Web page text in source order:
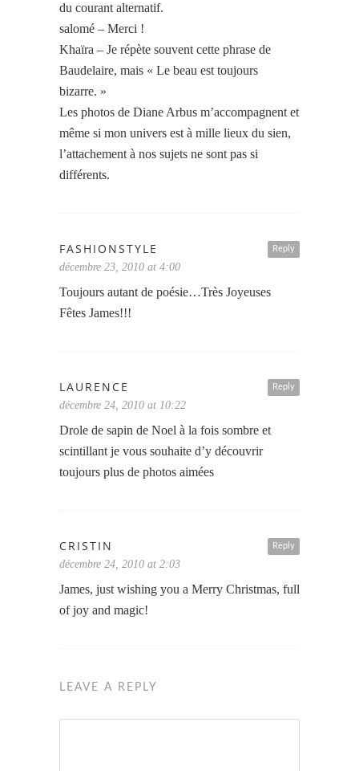
du courant alternatif.
salomé – Merci !
Khaïra – Je répète souvent cette phrase de
Baudelaire, mais « Le beau est toujours
bizarre. »
Les photos de Diane Arbus m’accompagnent et
même si mon univers est à mille lieux du sien,
l’attachement à nos sujets ne sont pas si
différents.
Reply
FASHIONSTYLE
décembre 23, 2010 at 4:00
Toujours autant de poésie…Très Joyeuses
Fêtes James!!!
Reply
LAURENCE
décembre 24, 2010 at 10:22
Drole de sapin de Noel à la fois sombre et
scintillant je vous souhaite d’y découvrir
toujours plus de photos aimées
Reply
CRISTIN
décembre 24, 2010 at 2:03
James, just wishing you a Merry Christmas, full
of joy and magic!
LEAVE A REPLY